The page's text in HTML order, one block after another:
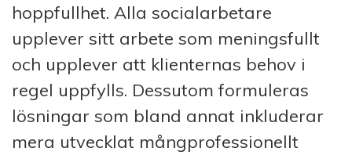
hoppfullhet. Alla socialarbetare
upplever sitt arbete som meningsfullt
och upplever att klienternas behov i
regel uppfylls. Dessutom formuleras
lösningar som bland annat inkluderar
mera utvecklat mångprofessionellt